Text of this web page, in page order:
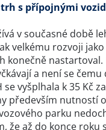
s přípojnými
v současné době
velkému rozvoji
konečně nastartoval.
a není se čemu
se vyšplhala k 35 Kč
především nutností
parku
že až do konce roku